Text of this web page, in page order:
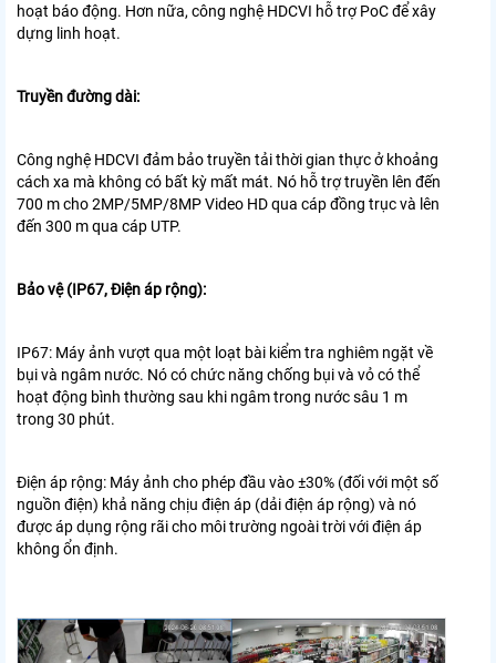
hoạt báo động. Hơn nữa, công nghệ HDCVI hỗ trợ PoC để xây
dựng linh hoạt.
Truyền đường dài:
Công nghệ HDCVI đảm bảo truyền tải thời gian thực ở khoảng
cách xa mà không có bất kỳ mất mát. Nó hỗ trợ truyền lên đến
700 m cho 2MP/5MP/8MPVideo HD qua cáp đồng trục và lên
đến 300 m qua cáp UTP.
Bảo vệ (IP67, Điện áp rộng):
IP67: Máy ảnh vượt qua một loạt bài kiểm tra nghiêm ngặt về
bụi và ngâm nước. Nó cóchức năng chống bụi và vỏ có thể
hoạt động bình thường sau khi ngâm trong nước sâu 1 m
trong 30 phút.
Điện áp rộng: Máy ảnh cho phép đầu vào ±30% (đối với một số
nguồn điện) khả năng chịu điện áp (dải điện áp rộng) và nó
được áp dụng rộng rãi cho môi trường ngoài trời với điện áp
không ổn định.